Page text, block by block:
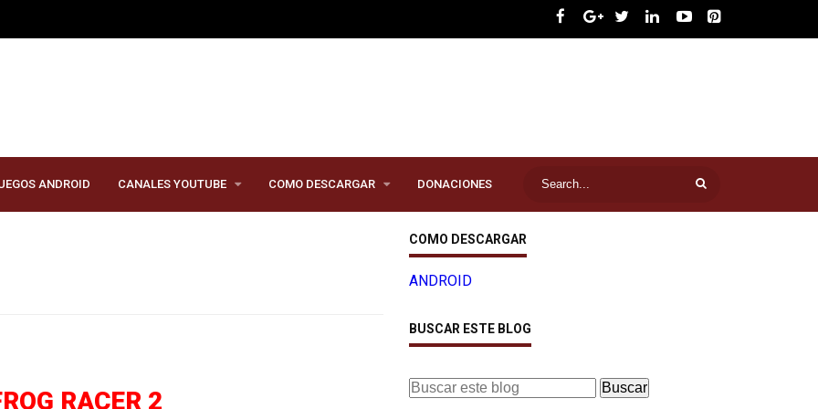
ANDROID CANALES YOUTUBE COMO DESCARGAR DONACIONES
RACER 2
COMO DESCARGAR
ANDROID
BUSCAR ESTE BLOG